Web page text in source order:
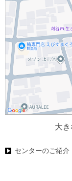
大
センターのご紹介